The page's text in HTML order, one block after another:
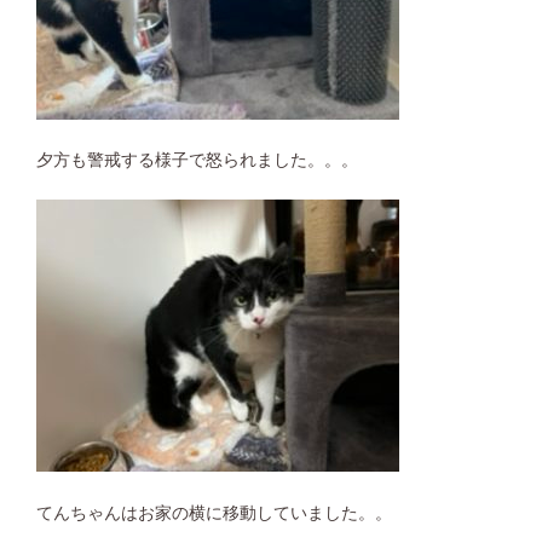
夕方も警戒する様子で怒られました。。。
てんちゃんはお家の横に移動していました。。